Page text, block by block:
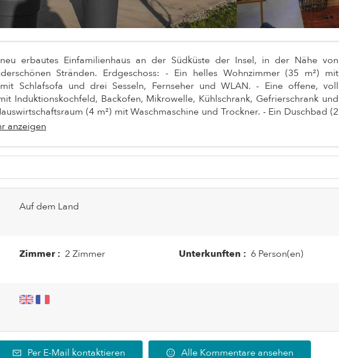
erbautes Einfamilienhaus an der Südküste der Insel, in der Nähe von
Stränden. Erdgeschoss: - Ein helles Wohnzimmer (35 m²) mit
mit Schlafsofa und drei Sesseln, Fernseher und WLAN. - Eine offene, voll
Induktionskochfeld, Backofen, Mikrowelle, Kühlschrank, Gefrierschrank und
(4 m²) mit Waschmaschine und Trockner. - Ein Duschbad (2
anzeigen
Auf dem Land
Zimmer : 2 Zimmer Unterkunften : 6 Person(en)
Per E-Mail kontaktieren Alle Kommentare ansehen